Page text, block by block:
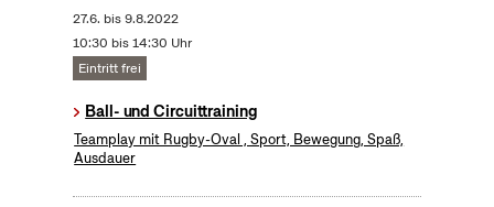
27.6. bis9.8.2022
10:30 bis 14:30 Uhr
Eintritt frei
Ball- und Circuittraining
Teamplay mit Rugby-Oval , Sport, Bewegung, Spaß,
Ausdauer